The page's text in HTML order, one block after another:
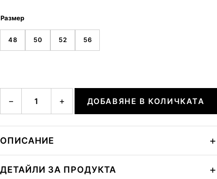
Размер
48 50 52 56
− + ДОБАВЯНЕ В КОЛИЧКАТА
ОПИСАНИЕ
ДЕТАЙЛИ ЗА ПРОДУКТА